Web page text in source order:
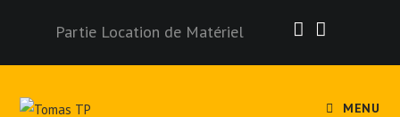
Partie Location de Matériel
MENU